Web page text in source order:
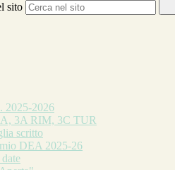
sito
2025-2026
3A RIM, 3C TUR
scritto
DEA 2025-26